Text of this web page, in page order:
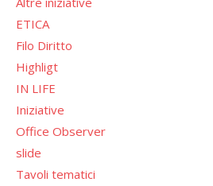
ETICA
Filo Diritto
Highligt
IN LIFE
Iniziative
Office Observer
slide
Tavoli tematici